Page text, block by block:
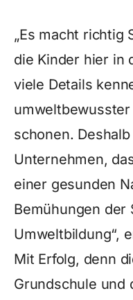
„Es macht richtig
die Kinder hier in
viele Details
schonen.
Unternehmen,
einer gesunden
Bemühungen der
Umweltbildung“,
Mit Erfolg, denn
Grundschule und